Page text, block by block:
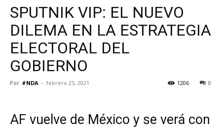
SPUTNIK VIP: EL NUEVO
DILEMA EN LA ESTRATEGIA
ELECTORAL DEL
GOBIERNO
Por #NDA - febrero 25, 2021 0
1206
AF vuelve de México y se verá con